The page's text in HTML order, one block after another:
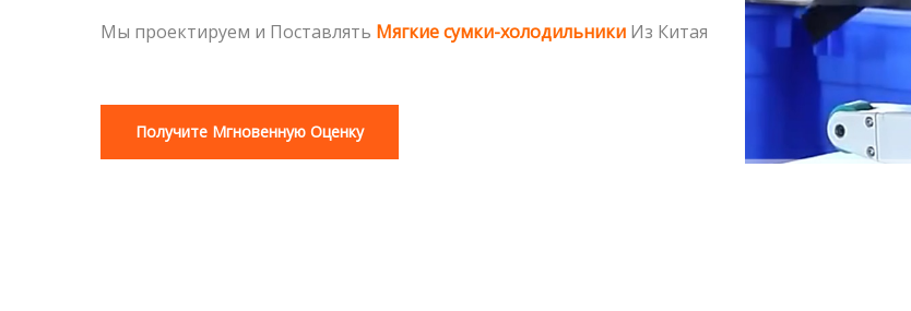
Мы проектируем и Поставлять Мягкие сумки-холодильники Из Китая
Получите Мгновенную Оценку